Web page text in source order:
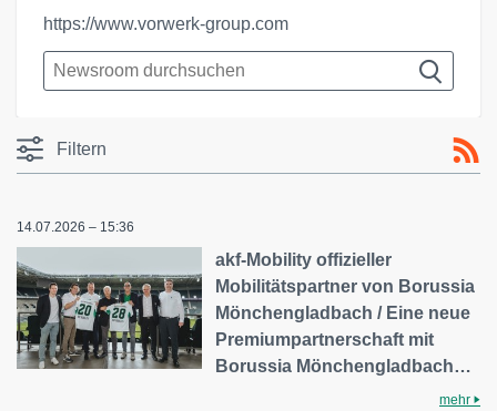
https://www.vorwerk-group.com
Filtern
14.07.2026 – 15:36
akf-Mobility offizieller
Mobilitätspartner von Borussia
Mönchengladbach / Eine neue
Premiumpartnerschaft mit
Borussia Mönchengladbach…
mehr